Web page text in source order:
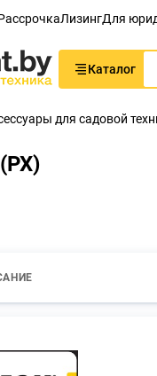
ЛизингДля
Каталог
для садовой